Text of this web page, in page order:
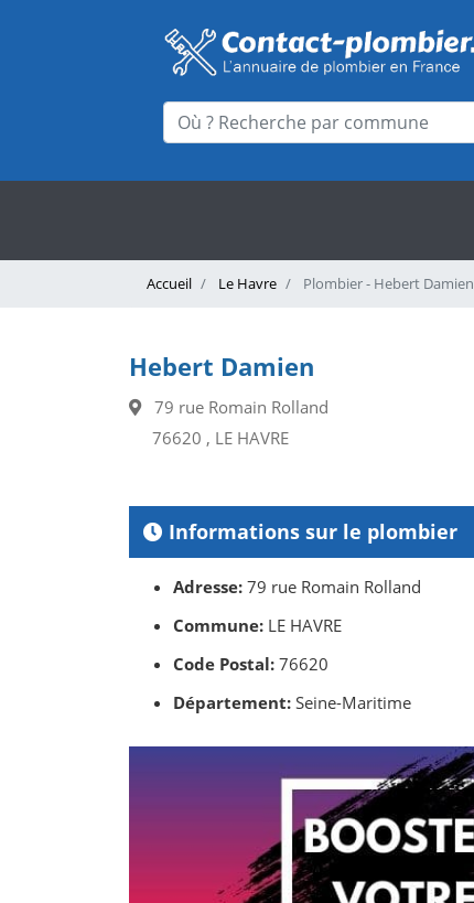
Accueil Le Havre Plombier - Hebert Damien
Hebert Damien
79 rue Romain Rolland
76620 , LE HAVRE
Informations sur le plombier
Adresse: 79 rue Romain Rolland
Commune: LE HAVRE
Code Postal: 76620
Département: Seine-Maritime